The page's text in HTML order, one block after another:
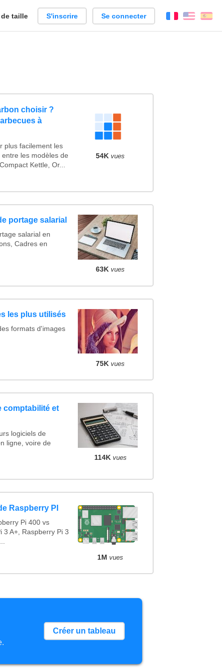
taille S'inscrire Se connecter FrançaisEnglish
choisir ?
à
plus facilement les
les modèles de
Kettle, Or...
54K vues
portage salarial
salarial en
Cadres en
63K vues
les plus utilisés
formats d'images
75K vues
comptabilité et
logiciels de
ligne, voire de
114K vues
Raspberry PI
Pi 400 vs
3 A+, Raspberry Pi 3
1M vues
Créer un tableau